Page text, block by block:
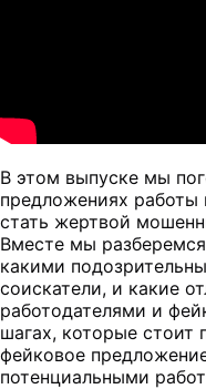
В этом выпуске мы
предложениях работы
стать жертвой
Вместе мы
какими
соискатели, и какие
работодателями и
шагах, которые стоит
фейковое
потенциальными